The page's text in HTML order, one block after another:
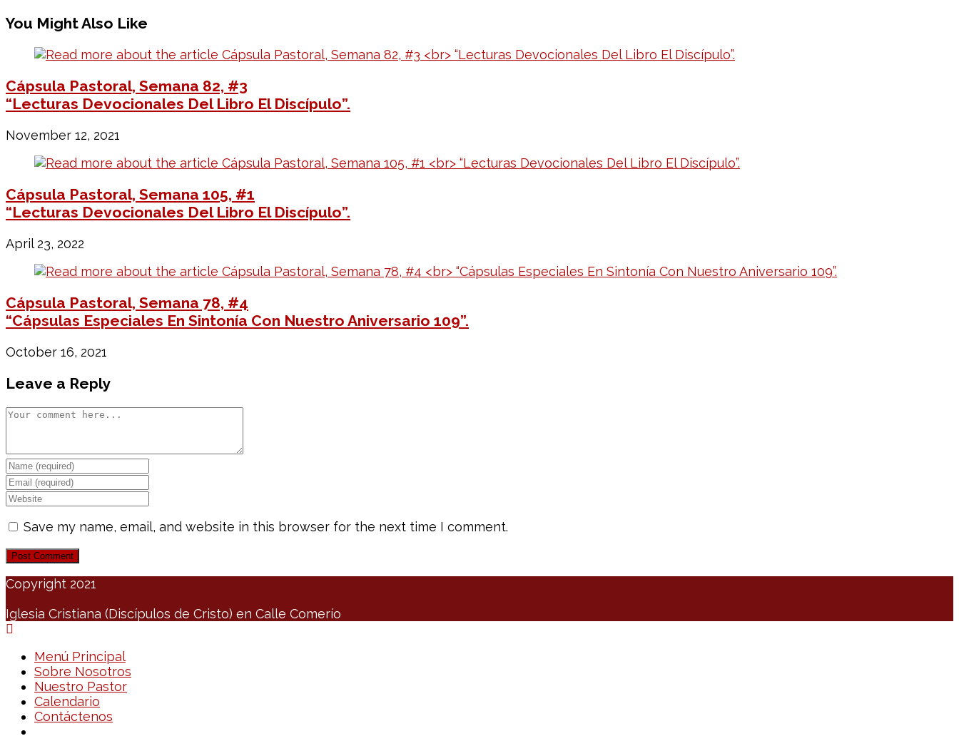
You Might Also Like
Cápsula Pastoral, Semana 82, #3
“Lecturas Devocionales Del Libro El Discípulo”.
November 12, 2021
Cápsula Pastoral, Semana 105, #1
“Lecturas Devocionales Del Libro El Discípulo”.
April 23, 2022
Cápsula Pastoral, Semana 78, #4
“Cápsulas Especiales En Sintonía Con Nuestro Aniversario 109”.
October 16, 2021
Leave a Reply
Save my name, email, and website in this browser for the next time I comment.
Copyright 2021
Iglesia Cristiana (Discípulos de Cristo) en Calle Comerío
Menú Principal
Sobre Nosotros
Nuestro Pastor
Calendario
Contáctenos